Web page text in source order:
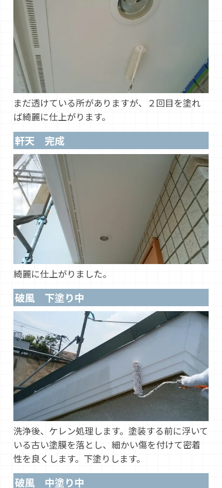
まだ透けている所がありますが、２回目を塗れ
ば綺麗に仕上がります。
軒天 完成
綺麗に仕上がりました。
破風 下塗り中
洗浄後、ケレン処理します。塗装する前に浮いて
いる古い塗膜を落とし、細かい傷を付けて密着
性を良くします。下塗りします。
破風 中塗り中